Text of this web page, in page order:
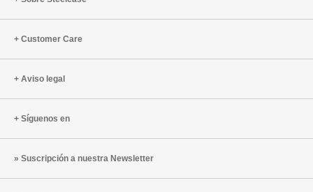
Customer Care
Aviso legal
Síguenos en
Suscripción a nuestra Newsletter